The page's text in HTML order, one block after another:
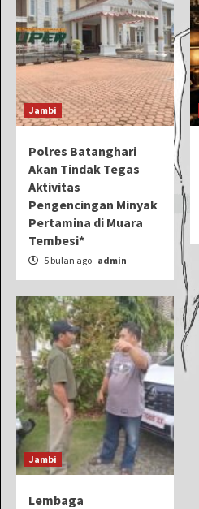
Jambi
Polres Batanghari
Akan Tindak Tegas
Aktivitas
Pengencingan Minyak
Pertamina di Muara
Tembesi*
5 bulan ago admin
Jambi
Lembaga